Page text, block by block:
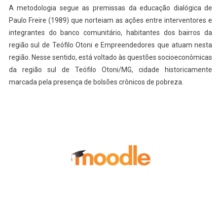
A metodologia segue as premissas da educação dialógica de
Paulo Freire (1989) que norteiam as ações entre interventores e
integrantes do banco comunitário, habitantes dos bairros da
região sul de Teófilo Otoni e Empreendedores que atuam nesta
região. Nesse sentido, está voltado às questões socioeconômicas
da região sul de Teófilo Otoni/MG, cidade historicamente
marcada pela presença de bolsões crônicos de pobreza.